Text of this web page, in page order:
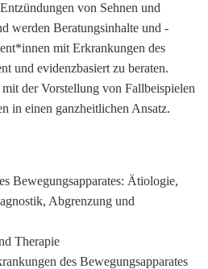
von Sehnen und
werden Beratungsinhalte und -
mit Erkrankungen des
und evidenzbasiert zu beraten.
der Vorstellung von Fallbeispielen
in einen ganzheitlichen Ansatz.
Bewegungsapparates: Ätiologie,
Abgrenzung und
Therapie
des Bewegungsapparates